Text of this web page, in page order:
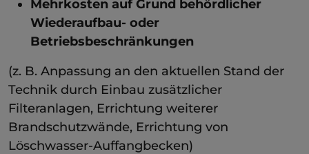
Mehrkosten auf Grund behördlicher
Wiederaufbau- oder
Betriebsbeschränkungen
(z. B. Anpassung an den aktuellen Stand der
Technik durch Einbau zusätzlicher
Filteranlagen, Errichtung weiterer
Brandschutzwände, Errichtung von
Löschwasser-Auffangbecken)